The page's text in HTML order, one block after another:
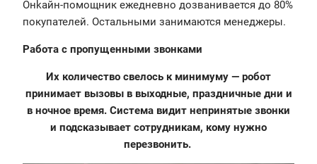
Онkайн-помощник ежедневно дозванивается до 80%
покупателей. Остальными занимаются менеджеры.
Работа с пропущенными звонками
Их количество свелось к минимуму — робот
принимает вызовы в выходные, праздничные дни и
в ночное время. Система видит непринятые звонки
и подсказывает сотрудникам, кому нужно
перезвонить.